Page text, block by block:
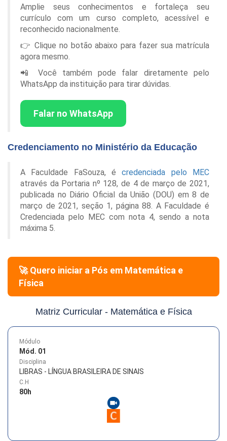
Amplie seus conhecimentos e fortaleça seu
currículo com um curso completo, acessível e
reconhecido nacionalmente.
👉 Clique no botão abaixo para fazer sua matrícula
agora mesmo.
📲 Você também pode falar diretamente pelo
WhatsApp da instituição para tirar dúvidas.
Falar no WhatsApp
Credenciamento no Ministério da Educação
A Faculdade FaSouza, écredenciada pelo MEC
através da Portaria nº 128, de 4 de março de 2021,
publicada no Diário Oficial da União (DOU) em 8 de
março de 2021, seção 1, página 88. A Faculdade é
Credenciada pelo MEC com nota 4, sendo a nota
máxima 5.
🚀 Quero iniciar a Pós em Matemática e
Física
Matriz Curricular - Matemática e Física
Módulo
Mód. 01
Disciplina
LIBRAS - LÍNGUA BRASILEIRA DE SINAIS
C.H
80h